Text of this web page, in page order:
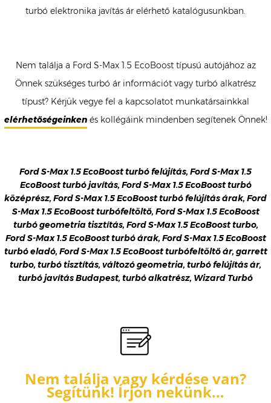
turbó elektronika javítás ár elérhető katalógusunkban.
Nem találja a Ford S-Max 1.5 EcoBoost típusú autójához az
Önnek szükséges turbó ár információt vagy turbó alkatrész
típust? Kérjük vegye fel a kapcsolatot munkatársainkkal
elérhetőségeinkenés kollégáink mindenben segítenek Önnek!
Ford S-Max 1.5 EcoBoost turbó felújítás, Ford S-Max 1.5
EcoBoost turbó javítás, Ford S-Max 1.5 EcoBoost turbó
középrész, Ford S-Max 1.5 EcoBoost turbó felújítás árak, Ford
S-Max 1.5 EcoBoost turbófeltöltő, Ford S-Max 1.5 EcoBoost
turbó geometria tisztítás, Ford S-Max 1.5 EcoBoost turbo,
Ford S-Max 1.5 EcoBoost turbó árak, Ford S-Max 1.5 EcoBoost
turbó eladó, Ford S-Max 1.5 EcoBoost turbófeltöltő ár, garrett
turbo, turbó tisztítás, változó geometria, turbó felújítás ár,
turbó javítás Budapest, turbó alkatrész, Wizard Turbó
Nem találja vagy kérdése van?
Segítünk! Írjon nekünk…